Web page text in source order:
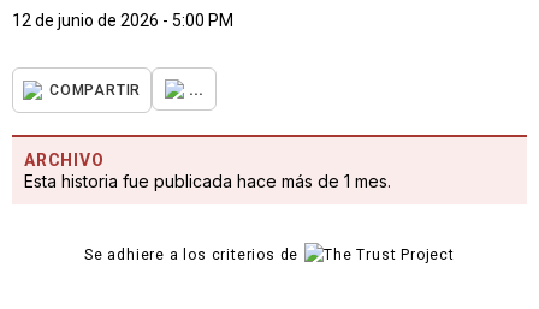
12 de junio de 2026 - 5:00 PM
COMPARTIR ...
ARCHIVO
Esta historia fue publicada hace más de 1 mes.
Se adhiere a los criterios de